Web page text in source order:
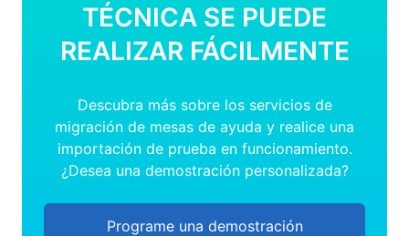
TÉCNICA SE PUEDE
REALIZAR FÁCILMENTE
Descubra más sobre los servicios de
migración de mesas de ayuda y realice una
importación de prueba en funcionamiento.
¿Desea una demostración personalizada?
Programe una demostración